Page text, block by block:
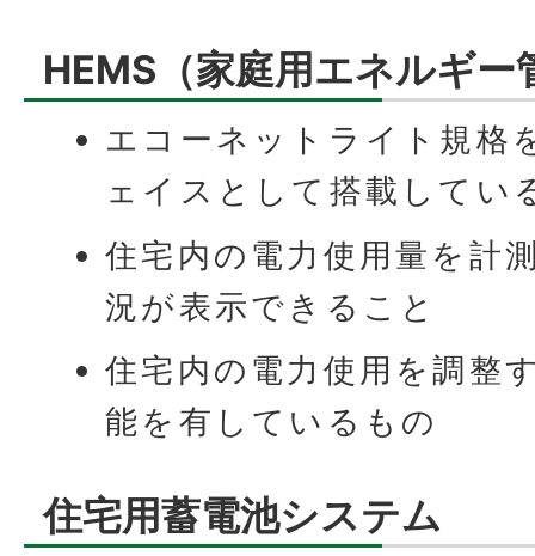
HEMS（家庭用エネルギー
エコーネットライト規格
ェイスとして搭載してい
住宅内の電力使用量を計
況が表示できること
住宅内の電力使用を調整
能を有しているもの
住宅用蓄電池システム